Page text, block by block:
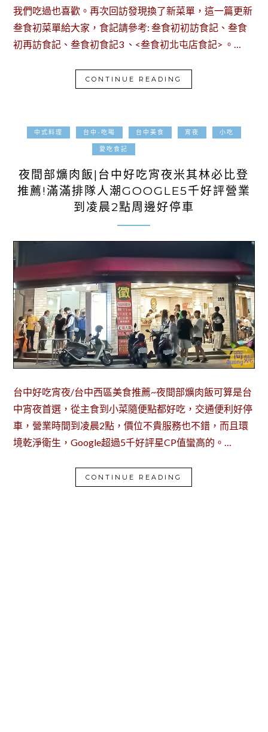
我們吃過也喜歡。再次回訪發現換了新菜單，這一篇更新
叁食初菜單給大家，食記請參考: 叁食初初訪食記、叁食
初再訪食記、叁食初食記3 、<叁食初北屯店食記> 。…
CONTINUE READING
中式料理 台中-吃喝 台中美食 宵夜 小吃
愛吃食記
夜間部爌肉飯|台中好吃宵夜米其林必比登
推薦!滿滿排隊人潮GOOGLE5千好評營業
到凌晨2點周邊好停車
台中好吃宵夜/台中西區美食推薦~夜間部爌肉飯可算是台
中宵夜首選，從主食到小菜隨便點都好吃，交通便利好停
車，營業時間到凌晨2點，價位不貴服務也不錯，而且環
境乾淨衛生，Google超過5千好評星CP值蠻高的。…
CONTINUE READING